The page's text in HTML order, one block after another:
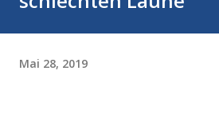
Mai 28, 2019